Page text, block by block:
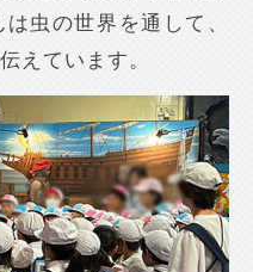
虫の世界を通して、
えています。